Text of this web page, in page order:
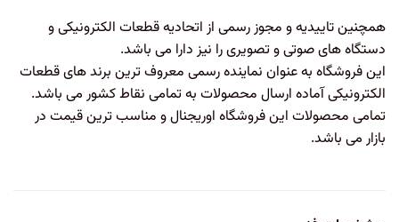
همچنین تاییدیه و مجوز رسمی از اتحادیه قطعات الکترونیکی و
دستگاه های صوتی و تصویری را نیز دارا می باشد.
این فروشگاه به عنوان نماینده رسمی معروف ترین برند های قطعات
الکترونیکی آماده ارسال محصولات به تمامی نقاط کشور می باشد.
تمامی محصولات این فروشگاه اوریجنال و مناسب ترین قیمت در
بازار می باشد.